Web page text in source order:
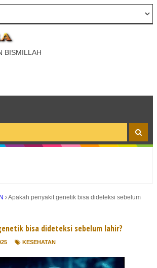
BISMILLAH
Apakah penyakit genetik bisa dideteksi sebelum
bisa dideteksi sebelum lahir?
KESEHATAN